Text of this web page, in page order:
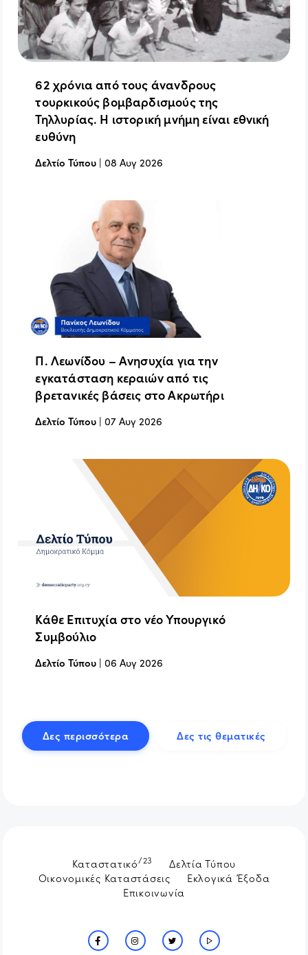
62 χρόνια από τους άνανδρους
τουρκικούς βομβαρδισμούς της
Τηλλυρίας. Η ιστορική μνήμη είναι εθνική
ευθύνη
Δελτίο Τύπου |08 Αυγ 2026
Π. Λεωνίδου – Ανησυχία για την
εγκατάσταση κεραιών από τις
βρετανικές βάσεις στο Ακρωτήρι
Δελτίο Τύπου |07 Αυγ 2026
Κάθε Επιτυχία στο νέο Υπουργικό
Συμβούλιο
Δελτίο Τύπου |06 Αυγ 2026
Δες περισσότερα Δες τις θεματικές
Καταστατικό/23
Δελτία Τύπου
Οικονομικές Καταστάσεις
Εκλογικά Έξοδα
Επικοινωνία